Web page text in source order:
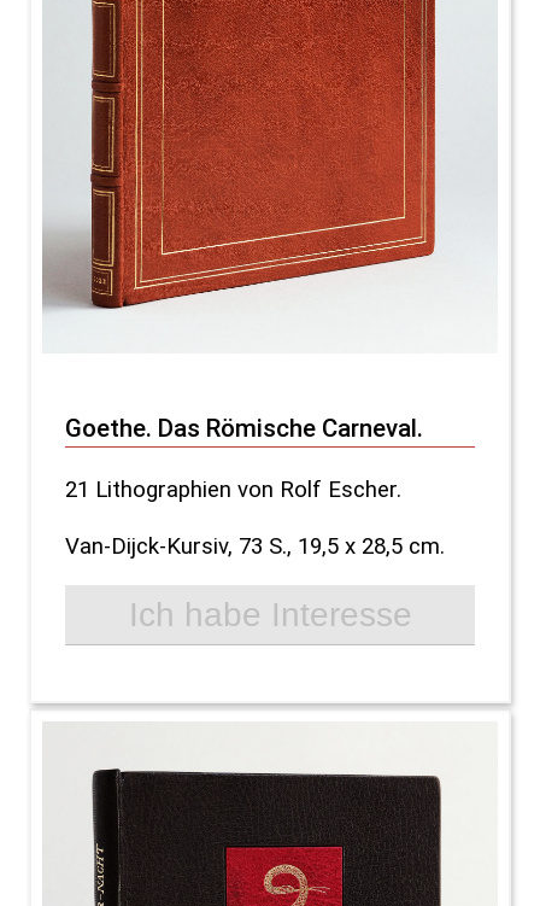
Goethe. Das Römische Carneval.
21 Lithographien von Rolf Escher.
Van-Dijck-Kursiv, 73 S., 19,5 x 28,5 cm.